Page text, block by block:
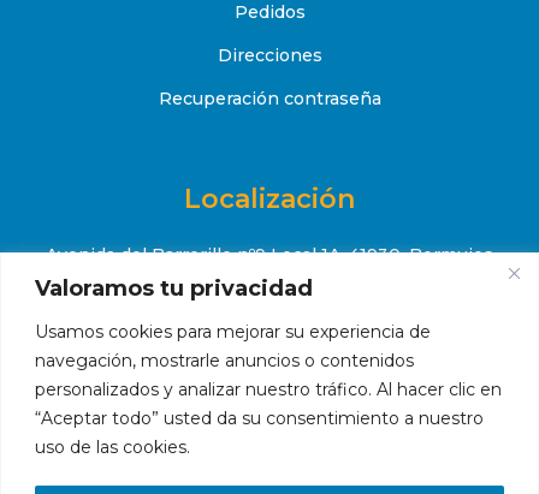
Valoramos tu privacidad
Usamos cookies para mejorar su experiencia de
navegación, mostrarle anuncios o contenidos
personalizados y analizar nuestro tráfico. Al hacer clic en
“Aceptar todo” usted da su consentimiento a nuestro
uso de las cookies.
Pedidos
Direcciones
Recuperación contraseña
Localización
Avenida del Barrerillo nº9 Local 1A, 41930, Bormujos
(Sevilla)
 +34 651 52 88 08
 contacto@makropiscinas.com